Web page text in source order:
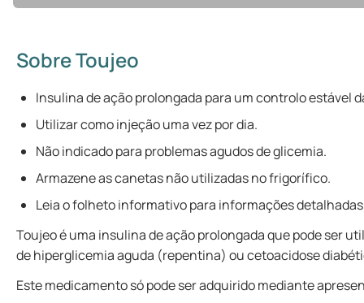
Sobre Toujeo
Insulina de ação prolongada para um controlo estável
Utilizar como injeção uma vez por dia.
Não indicado para problemas agudos de glicemia.
Armazene as canetas não utilizadas no frigorífico.
Leia o folheto informativo para informações
Toujeo é uma insulina de ação prolongada que pode ser
de hiperglicemia aguda (repentina) ou cetoacidose
Este medicamento só pode ser adquirido mediante